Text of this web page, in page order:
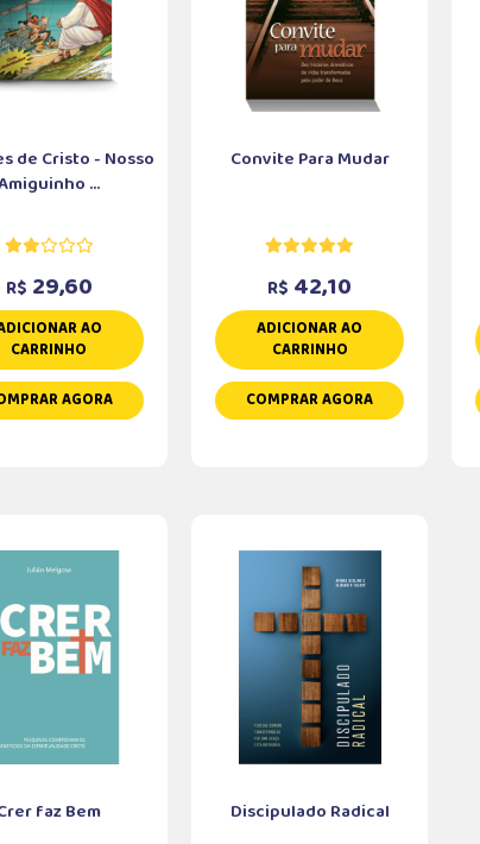
de Cristo - Nosso
...
R$ 29,60
AO
CARRINHO
AGORA
Convite Para Mudar
R$ 42,10
ADICIONAR AO
CARRINHO
COMPRAR AGORA
faz Bem Discipulado Radical